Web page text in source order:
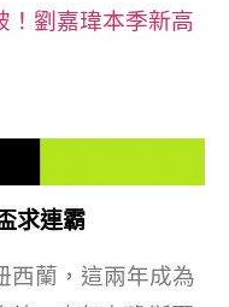
！劉嘉瑋本季新高
求連霸
西蘭，這兩年成為